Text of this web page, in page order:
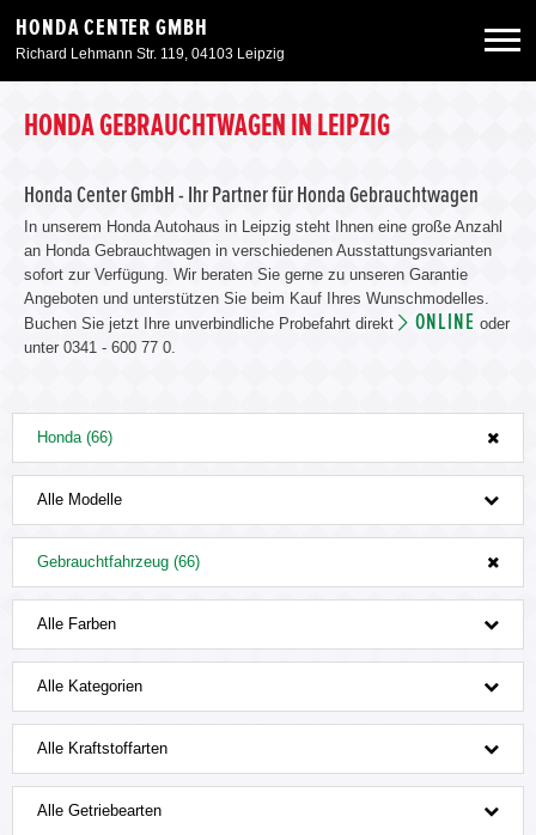
HONDA CENTER GMBH
Richard Lehmann Str. 119, 04103 Leipzig
Neuwagen
Gebrauchtwagen
Angebote
Service & Zubehör
HONDA GEBRAUCHTWAGEN IN LEIPZIG
Honda Center GmbH - Ihr Partner für Honda Gebrauchtwagen
In unserem Honda Autohaus in Leipzig steht Ihnen eine große Anzahl
an Honda Gebrauchtwagen in verschiedenen Ausstattungsvarianten
sofort zur Verfügung. Wir beraten Sie gerne zu unseren Garantie
Angeboten und unterstützen Sie beim Kauf Ihres Wunschmodelles.
Buchen Sie jetzt Ihre unverbindliche Probefahrt direkt
ONLINE oder
unter 0341 - 600 77 0.
Honda (66)
Alle Modelle
Gebrauchtfahrzeug (66)
Alle Farben
Alle Kategorien
Alle Kraftstoffarten
Alle Getriebearten